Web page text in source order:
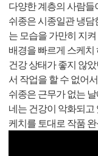
다양한 계층의 사람
쉬종은 시종일관 냉
는 모습을 가만히 지
배경을 빠르게 스케치
건강 상태가 좋지 않
서 작업을 할 수 없어
쉬종은 근무가 없는
네는 건강이 악화되
케치를 토대로 작품